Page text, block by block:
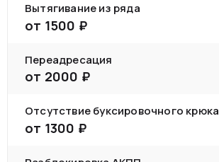
Вытягивание из ряда
от 1500 ₽
Переадресация
от 2000 ₽
Отсутствие буксировочного крюка
от 1300 ₽